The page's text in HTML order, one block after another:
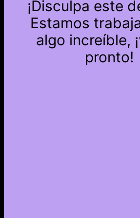
¡Disculpa este
Estamos
algo increíble,
pronto!